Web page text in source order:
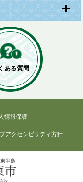
ある質問
情報保護
アクセシビリティ方針